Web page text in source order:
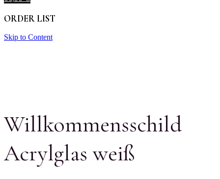
ORDER LIST
Skip to Content
Willkommensschild
Acrylglas weiß